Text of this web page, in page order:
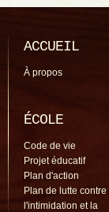
ACCUEIL
À propos
ÉCOLE
Code de vie
Projet éducatif
Plan d'action
Plan de lutte contre
l'intimidation et la